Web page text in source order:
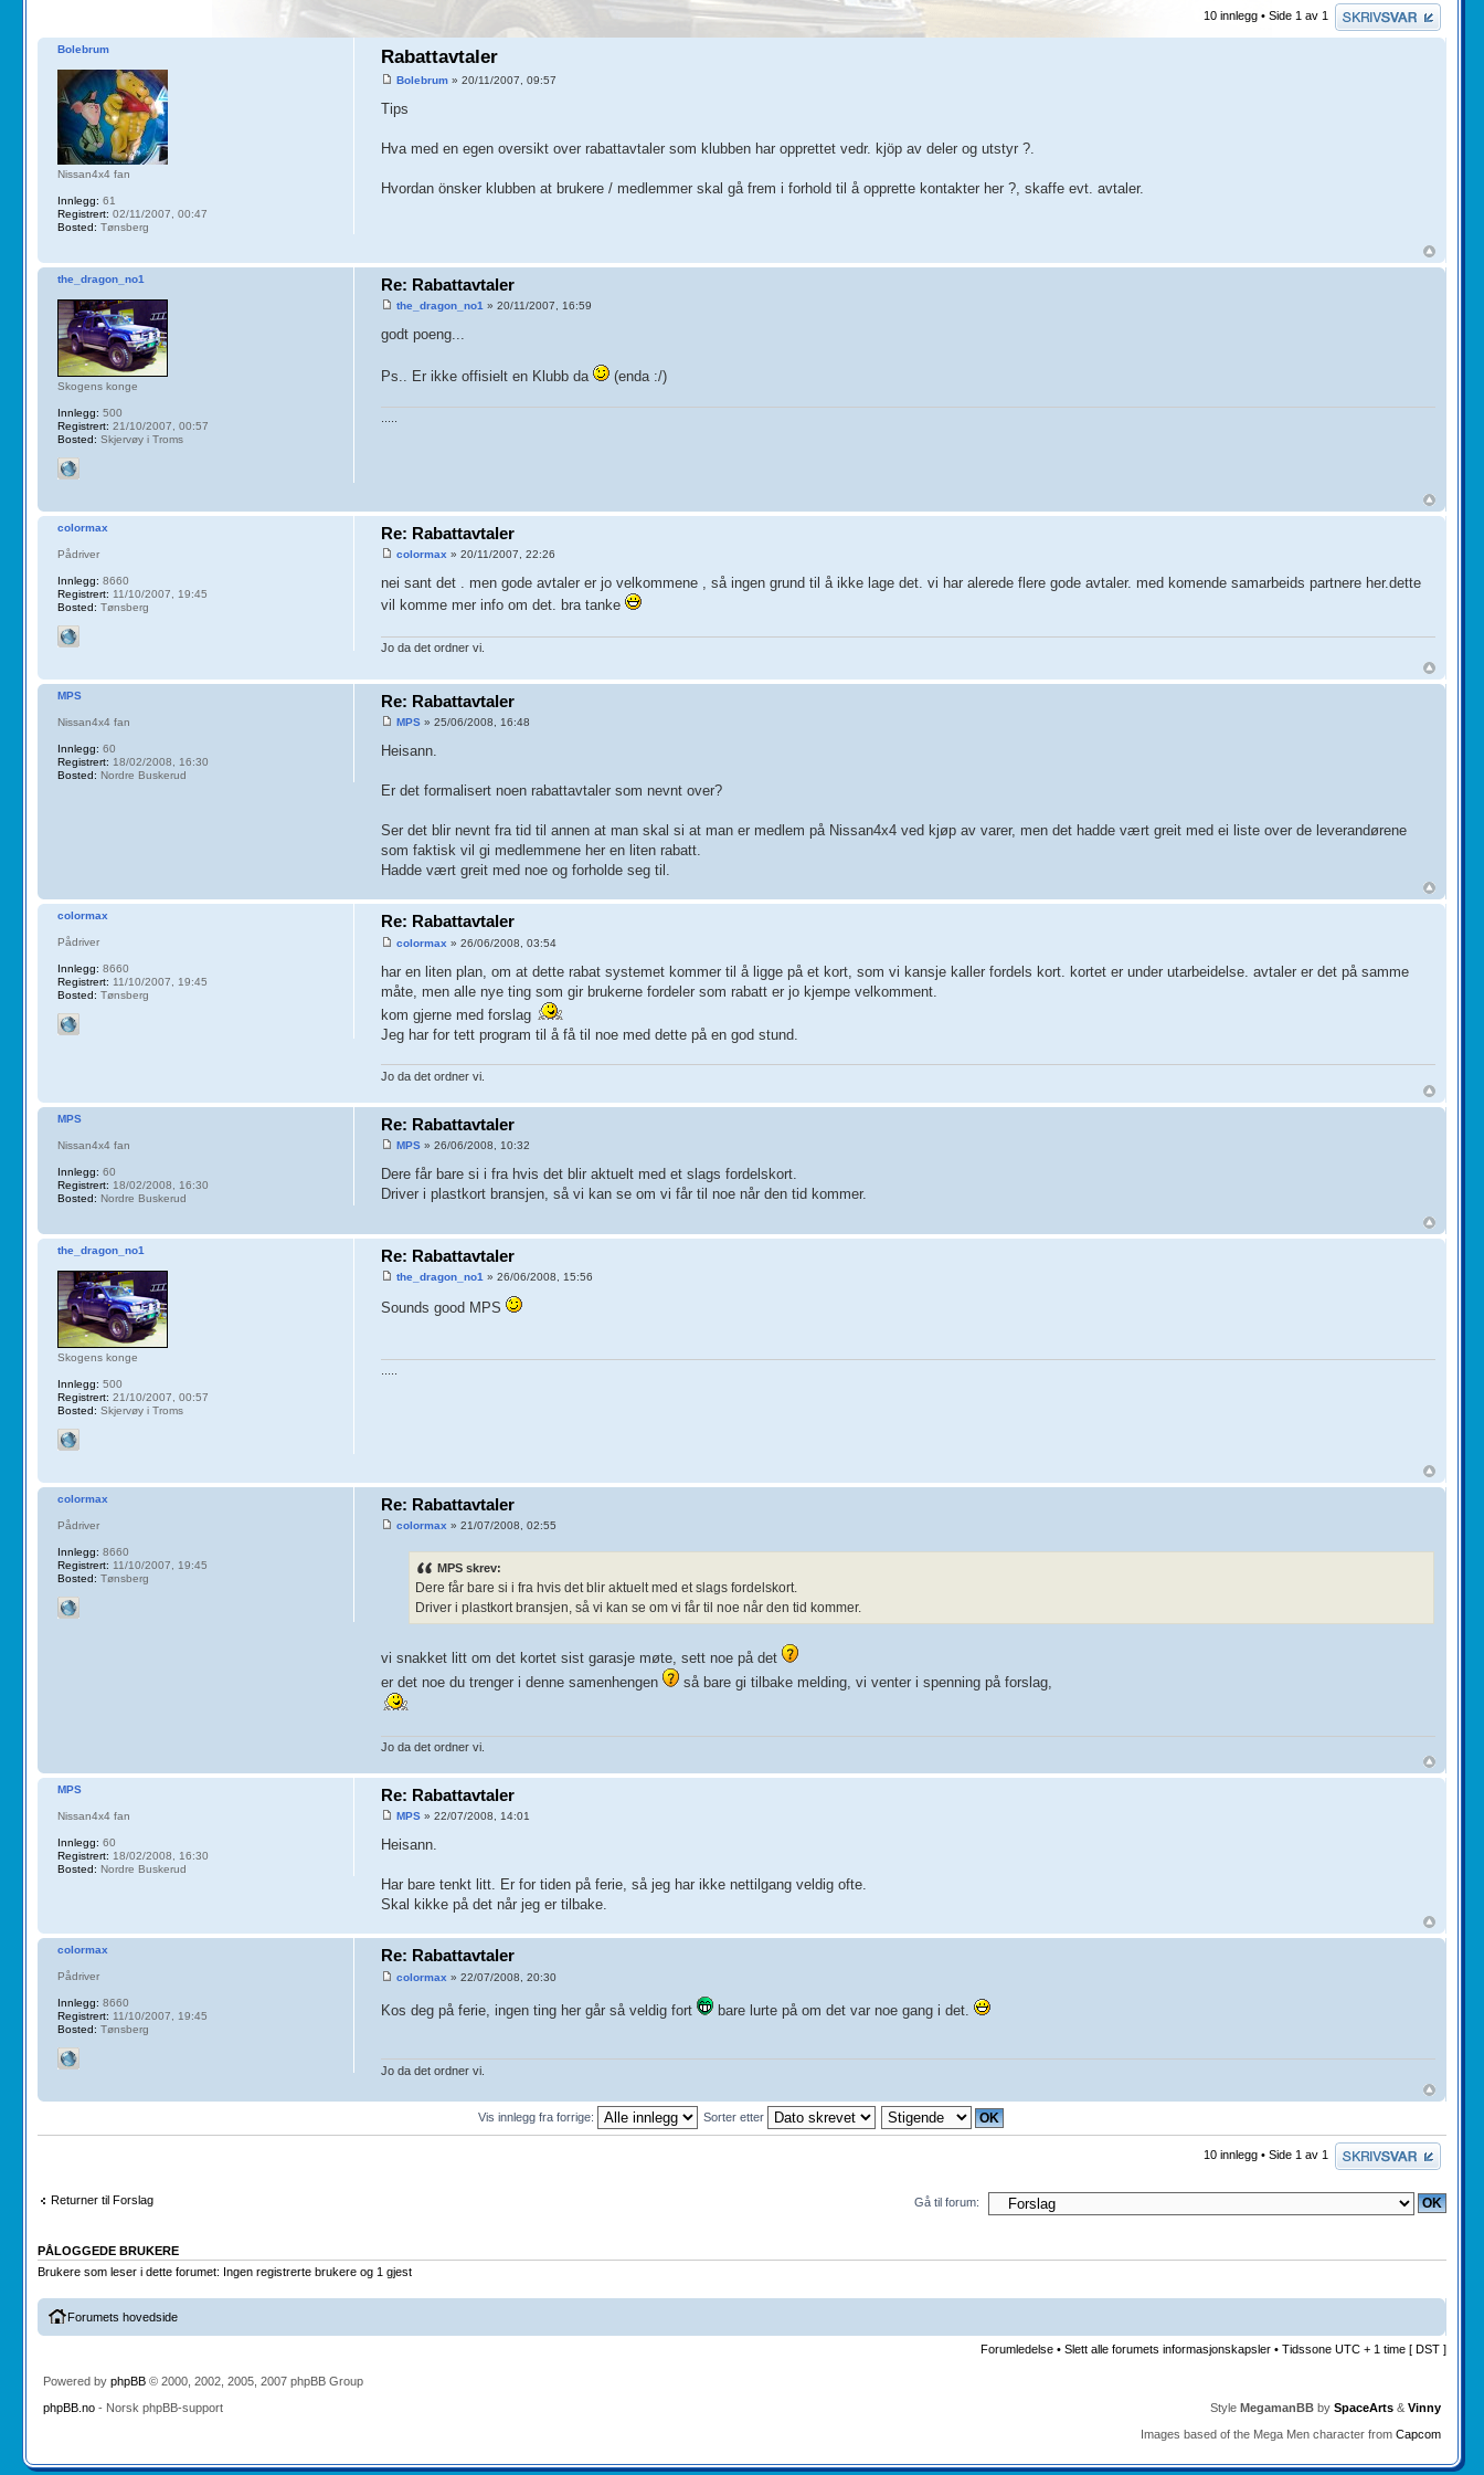
Skriv et svar
10 innlegg • Side 1 av 1
Rabattavtaler
Bolebrum » 20/11/2007, 09:57
Tips
Hva med en egen oversikt over rabattavtaler som klubben har opprettet vedr. kjöp av deler og utstyr ?.
Hvordan önsker klubben at brukere / medlemmer skal gå frem i forhold til å opprette kontakter her ?, skaffe evt. avtaler.
Bolebrum
Nissan4x4 fan
Innlegg: 61
Registrert: 02/11/2007, 00:47
Bosted: Tønsberg
Re: Rabattavtaler
the_dragon_no1 » 20/11/2007, 16:59
godt poeng...
Ps.. Er ikke offisielt en Klubb da (enda :/)
the_dragon_no1
Skogens konge
Innlegg: 500
Registrert: 21/10/2007, 00:57
Bosted: Skjervøy i Troms
Re: Rabattavtaler
colormax » 20/11/2007, 22:26
nei sant det . men gode avtaler er jo velkommene , så ingen grund til å ikke lage det. vi har alerede flere gode avtaler. med komende samarbeids partnere her.dette
vil komme mer info om det. bra tanke
Jo da det ordner vi.
colormax
Pådriver
Innlegg: 8660
Registrert: 11/10/2007, 19:45
Bosted: Tønsberg
Re: Rabattavtaler
MPS » 25/06/2008, 16:48
Heisann.
Er det formalisert noen rabattavtaler som nevnt over?
Ser det blir nevnt fra tid til annen at man skal si at man er medlem på Nissan4x4 ved kjøp av varer, men det hadde vært greit med ei liste over de leverandørene
som faktisk vil gi medlemmene her en liten rabatt.
Hadde vært greit med noe og forholde seg til.
MPS
Nissan4x4 fan
Innlegg: 60
Registrert: 18/02/2008, 16:30
Bosted: Nordre Buskerud
Re: Rabattavtaler
colormax » 26/06/2008, 03:54
har en liten plan, om at dette rabat systemet kommer til å ligge på et kort, som vi kansje kaller fordels kort. kortet er under utarbeidelse. avtaler er det på samme
måte, men alle nye ting som gir brukerne fordeler som rabatt er jo kjempe velkomment.
kom gjerne med forslag
Jeg har for tett program til å få til noe med dette på en god stund.
Jo da det ordner vi.
colormax
Pådriver
Innlegg: 8660
Registrert: 11/10/2007, 19:45
Bosted: Tønsberg
Re: Rabattavtaler
MPS » 26/06/2008, 10:32
Dere får bare si i fra hvis det blir aktuelt med et slags fordelskort.
Driver i plastkort bransjen, så vi kan se om vi får til noe når den tid kommer.
MPS
Nissan4x4 fan
Innlegg: 60
Registrert: 18/02/2008, 16:30
Bosted: Nordre Buskerud
Re: Rabattavtaler
the_dragon_no1 » 26/06/2008, 15:56
Sounds good MPS
the_dragon_no1
Skogens konge
Innlegg: 500
Registrert: 21/10/2007, 00:57
Bosted: Skjervøy i Troms
Re: Rabattavtaler
colormax » 21/07/2008, 02:55
MPS skrev:
Dere får bare si i fra hvis det blir aktuelt med et slags fordelskort.
Driver i plastkort bransjen, så vi kan se om vi får til noe når den tid kommer.
vi snakket litt om det kortet sist garasje møte, sett noe på det
er det noe du trenger i denne samenhengen
så bare gi tilbake melding, vi venter i spenning på forslag,
Jo da det ordner vi.
colormax
Pådriver
Innlegg: 8660
Registrert: 11/10/2007, 19:45
Bosted: Tønsberg
Re: Rabattavtaler
MPS » 22/07/2008, 14:01
Heisann.
Har bare tenkt litt. Er for tiden på ferie, så jeg har ikke nettilgang veldig ofte.
Skal kikke på det når jeg er tilbake.
MPS
Nissan4x4 fan
Innlegg: 60
Registrert: 18/02/2008, 16:30
Bosted: Nordre Buskerud
Re: Rabattavtaler
colormax » 22/07/2008, 20:30
Kos deg på ferie, ingen ting her går så veldig fort bare lurte på om det var noe gang i det.
Jo da det ordner vi.
colormax
Pådriver
Innlegg: 8660
Registrert: 11/10/2007, 19:45
Bosted: Tønsberg
Vis innlegg fra forrige: Sorter etter
Skriv et svar
10 innlegg • Side 1 av 1
Returner til Forslag Gå til forum:
PÅLOGGEDE BRUKERE
Brukere som leser i dette forumet: Ingen registrerte brukere og 1 gjest
Forumets hovedside
Forumledelse •Slett alle forumets informasjonskapsler • Tidssone UTC + 1 time [ DST ]
Powered by phpBB© 2000, 2002, 2005, 2007 phpBB Group
phpBB.no- Norsk phpBB-support StyleMegamanBB bySpaceArts &Vinny
Images based of the Mega Men character fromCapcom